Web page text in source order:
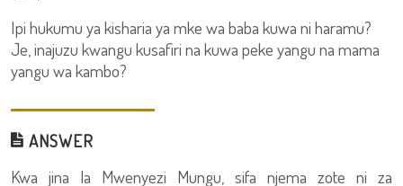
Ipi hukumu ya kisharia ya mke wa baba kuwa ni haramu?
Je, inajuzu kwangu kusafiri na kuwa peke yangu na mama
yangu wa kambo?
ANSWER
Kwa jina la Mwenyezi Mungu, sifa njema zote ni za